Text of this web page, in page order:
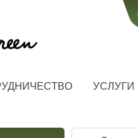
УСЛУГИ